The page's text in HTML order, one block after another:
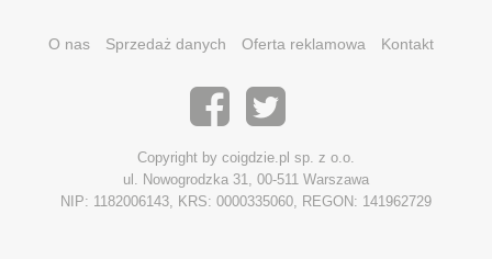
O nas Sprzedaż danych Oferta reklamowa Kontakt
Copyright by coigdzie.pl sp. z o.o.
ul. Nowogrodzka 31, 00-511 Warszawa
NIP: 1182006143, KRS: 0000335060, REGON: 141962729